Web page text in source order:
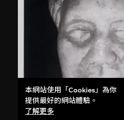
本網站使用「Cookies」為你
提供最好的網站體驗。
了解更多